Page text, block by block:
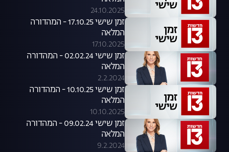
24.10.2025
זמן שישי 17.10.25 - המהדורה
המלאה
17.10.2025
זמן שישי 02.02.24 - המהדורה
המלאה
2.2.2024
זמן שישי 10.10.25 - המהדורה
המלאה
10.10.2025
זמן שישי 09.02.24 - המהדורה
המלאה
9.2.2024